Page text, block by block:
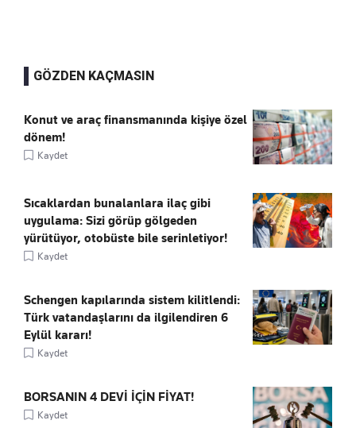
GÖZDEN KAÇMASIN
Konut ve araç finansmanında kişiye özel
dönem!
Kaydet
Sıcaklardan bunalanlara ilaç gibi
uygulama: Sizi görüp gölgeden
yürütüyor, otobüste bile serinletiyor!
Kaydet
Schengen kapılarında sistem kilitlendi:
Türk vatandaşlarını da ilgilendiren 6
Eylül kararı!
Kaydet
BORSANIN 4 DEVİ İÇİN FİYAT!
Kaydet